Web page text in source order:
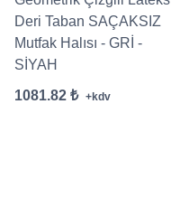
Deri Taban SAÇAKSIZ
Mutfak Halısı - GRİ -
SİYAH
1081.82 ₺ +kdv